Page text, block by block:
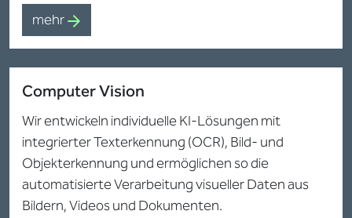
mehr
Computer Vision
Wir entwickeln individuelle KI-Lösungen mit
integrierter Texterkennung (OCR), Bild- und
Objekterkennung und ermöglichen so die
automatisierte Verarbeitung visueller Daten aus
Bildern, Videos und Dokumenten.